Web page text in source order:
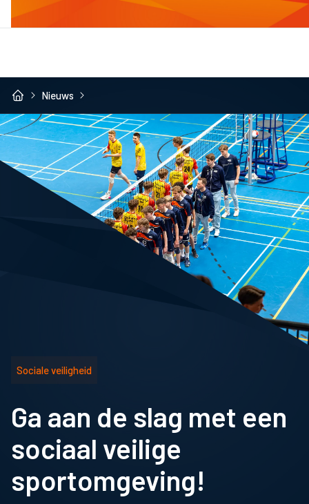
Nieuws
Sociale veiligheid
Ga aan de slag met een
sociaal veilige
sportomgeving!